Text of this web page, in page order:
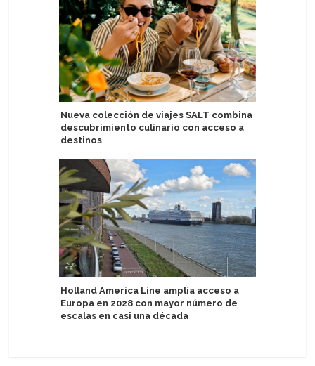
Nueva colección de viajes SALT combina
descubrimiento culinario con acceso a
destinos
Holland America Line amplía acceso a
Europa en 2028 con mayor número de
escalas en casi una década